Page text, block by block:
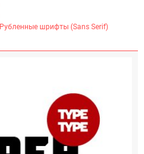
Рубленные шрифты (Sans Serif)